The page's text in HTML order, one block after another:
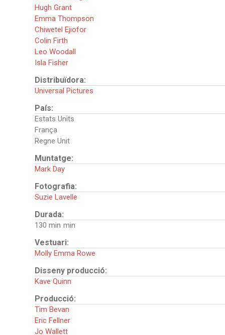
Hugh Grant
Emma Thompson
Chiwetel Ejiofor
Colin Firth
Leo Woodall
Isla Fisher
Distribuïdora:
Universal Pictures
País:
Estats Units
França
Regne Unit
Muntatge:
Mark Day
Fotografia:
Suzie Lavelle
Durada:
130 min
Vestuari:
Molly Emma Rowe
Disseny producció:
Kave Quinn
Producció:
Tim Bevan
Eric Fellner
Jo Wallett